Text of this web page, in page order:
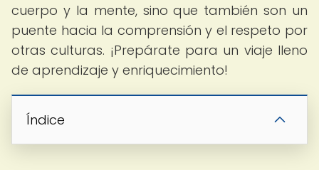
cuerpo y la mente, sino que también son un
puente hacia la comprensión y el respeto por
otras culturas. ¡Prepárate para un viaje lleno
de aprendizaje y enriquecimiento!
Índice